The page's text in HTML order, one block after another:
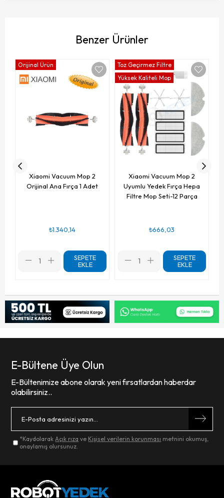
Benzer Ürünler
Xiaomi Vacuum Mop 2
Orijinal Ana Fırça 1 Adet
₺1.340,14
SEPETE
EKLE
Orijinal Ürün
Xiaomi Vacuum Mop 2
Uyumlu Yedek Fırça Hepa
Filtre Mop Seti-12 Parça
₺666,03
SEPETE
EKLE
Toz Geçirmez Filtre
Yüksek Kaliteli Mop
E-Bültene Üye Olun
E-Bültenimize abone olarak yeni fırsatlardan haberdar
olabilirsiniz..
*KaydolarakAçık rıza ve Kişisel verilerin korunması metnini okumuş,
onaylamış olursunuz.